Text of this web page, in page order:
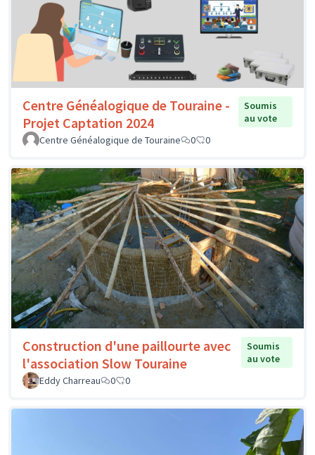
Centre Généalogique de Touraine -
Projet Captation 2024
Soumis
au vote
Centre Généalogique de Touraine
0 0
Construction d'une paillourte avec
l'association Slow Touraine
Soumis
au vote
Eddy Charreau
0 0